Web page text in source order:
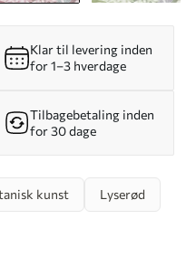
Klar til levering inden
for 1–3 hverdage
Tilbagebetaling inden
for 30 dage
kunst Lyserød